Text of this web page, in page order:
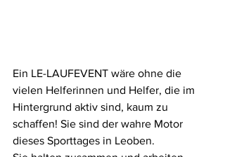
Ein LE-LAUFEVENT wäre ohne die
vielen Helferinnen und Helfer, die im
Hintergrund aktiv sind, kaum zu
schaffen! Sie sind der wahre Motor
dieses Sporttages in Leoben.